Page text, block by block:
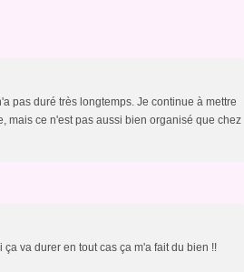
pas duré très longtemps. Je continue à mettre
mais ce n'est pas aussi bien organisé que chez
va durer en tout cas ça m'a fait du bien !!